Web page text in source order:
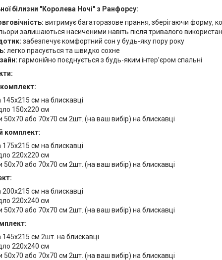
білизни "Королева Ночі" з Ранфорсу:
витримує багаторазове прання, зберігаючи форму,
залишаються насиченими навіть після тривалого
забезпечує комфортний сон у будь-яку пору року
легко прасується та швидко сохне
гармонійно поєднується з будь-яким інтер’єром спальні
145х215 см на блискавці
150х220 см
50х70 або 70х70 см 2шт. (на ваш вибір) на блискавці
комплект:
175х215 см на блискавці
220х220 см
50х70 або 70х70 см 2шт. (на ваш вибір) на блискавці
200х215 см на блискавці
220х240 см
50х70 або 70х70 см 2шт. (на ваш вибір) на блискавці
145х215 см 2шт. на блискавці
220х240 см
50х70 або 70х70 см 2шт. (на ваш вибір) на блискавці